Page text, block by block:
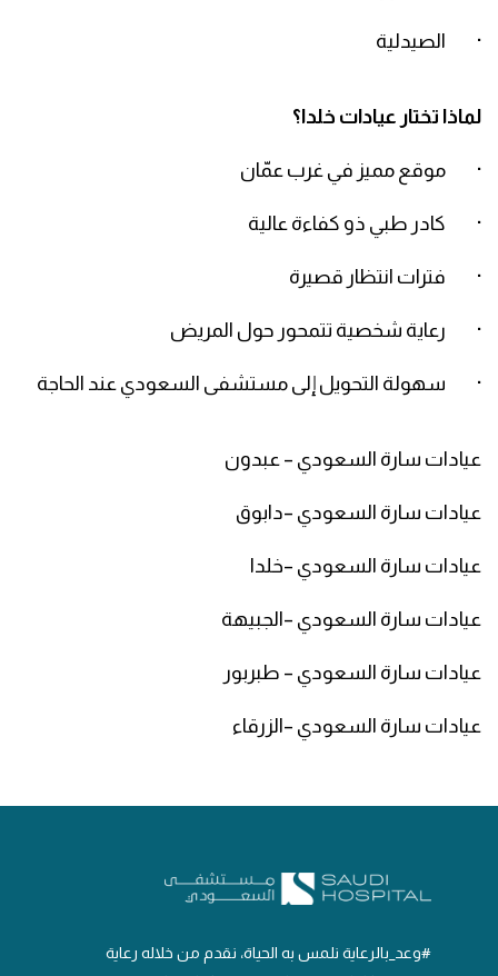
· الصيدلية
لماذا تختار عيادات خلدا؟
· موقع مميز في غرب عمّان
· كادر طبي ذو كفاءة عالية
· فترات انتظار قصيرة
· رعاية شخصية تتمحور حول المريض
· سهولة التحويل إلى مستشفى السعودي عند الحاجة
عيادات سارة السعودي – عبدون
عيادات سارة السعودي –دابوق
عيادات سارة السعودي –خلدا
عيادات سارة السعودي –الجبيهة
عيادات سارة السعودي – طبربور
عيادات سارة السعودي –الزرقاء
#وعد_بالرعاية نلمس به الحياة، نقدم من خلاله رعاية